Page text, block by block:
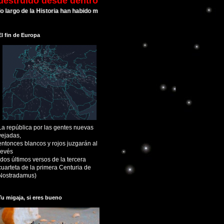
la Historia han habido muchas Civilizaciones que alcanzaron su esplendor
fin de Europa
república por las gentes nuevas
blancos y rojos juzgarán al
últimos versos de la tercera
de la primera Centuria de
migaja, si eres bueno